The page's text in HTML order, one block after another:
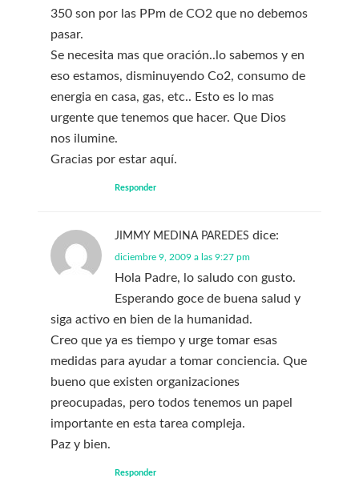
350 son por las PPm de CO2 que no debemos
pasar.
Se necesita mas que oración..lo sabemos y en
eso estamos, disminuyendo Co2, consumo de
energia en casa, gas, etc.. Esto es lo mas
urgente que tenemos que hacer. Que Dios
nos ilumine.
Gracias por estar aquí.
Responder
JIMMY MEDINA PAREDES dice:
diciembre 9, 2009 a las 9:27 pm
Hola Padre, lo saludo con gusto.
Esperando goce de buena salud y
siga activo en bien de la humanidad.
Creo que ya es tiempo y urge tomar esas
medidas para ayudar a tomar conciencia. Que
bueno que existen organizaciones
preocupadas, pero todos tenemos un papel
importante en esta tarea compleja.
Paz y bien.
Responder